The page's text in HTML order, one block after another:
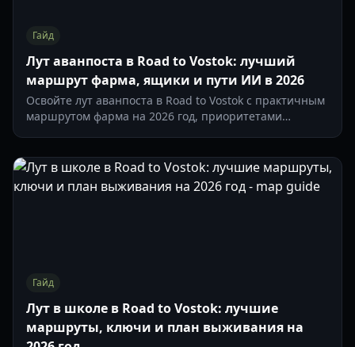
Гайд
Лут аванпоста в Road to Vostok: лучший
маршрут фарма, ящики и пути ИИ в 2026
Освойте лут аванпоста в Road to Vostok с практичным
маршрутом фарма на 2026 год, приоритетами
Гайд
Лут в школе в Road to Vostok: лучшие
маршруты, ключи и план выживания на